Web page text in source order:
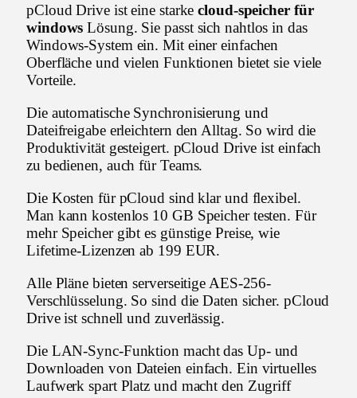
pCloud Drive ist eine starkecloud-speicher für
windows Lösung. Sie passt sich nahtlos in das
Windows-System ein. Mit einer einfachen
Oberfläche und vielen Funktionen bietet sie viele
Vorteile.
Die automatische Synchronisierung und
Dateifreigabe erleichtern den Alltag. So wird die
Produktivität gesteigert. pCloud Drive ist einfach
zu bedienen, auch für Teams.
Die Kosten für pCloud sind klar und flexibel.
Man kann kostenlos 10 GB Speicher testen. Für
mehr Speicher gibt es günstige Preise, wie
Lifetime-Lizenzen ab 199 EUR.
Alle Pläne bieten serverseitige AES-256-
Verschlüsselung. So sind die Daten sicher. pCloud
Drive ist schnell und zuverlässig.
Die LAN-Sync-Funktion macht das Up- und
Downloaden von Dateien einfach. Ein virtuelles
Laufwerk spart Platz und macht den Zugriff